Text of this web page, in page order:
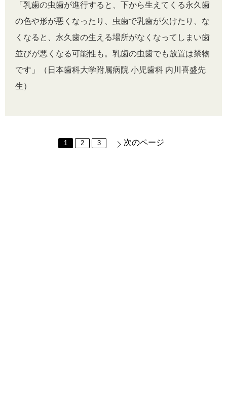
「乳歯の虫歯が進行すると、下から生えてくる永久歯
の色や形が悪くなったり、虫歯で乳歯が欠けたり、な
くなると、永久歯の生える場所がなくなってしまい歯
並びが悪くなる可能性も。乳歯の虫歯でも放置は禁物
です」（日本歯科大学附属病院 小児歯科 内川喜盛先
生）
1 2 3 次のページ